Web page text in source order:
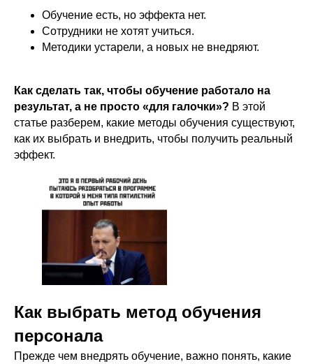
Обучение есть, но эффекта нет.
Сотрудники не хотят учиться.
Методики устарели, а новых не внедряют.
Как сделать так, чтобы обучение работало на
результат, а не просто «для галочки»? В этой
статье разберем, какие методы обучения существуют,
как их выбрать и внедрить, чтобы получить реальный
эффект.
Как выбрать метод обучения
персонала
Прежде чем внедрять обучение, важно понять, какие